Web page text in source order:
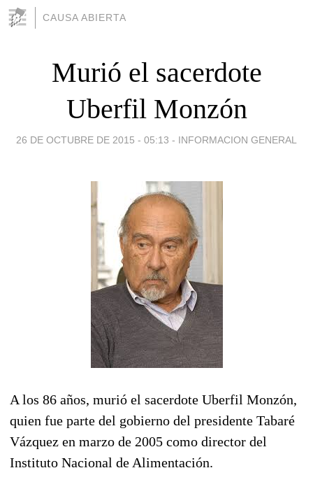
CAUSA ABIERTA
Murió el sacerdote
Uberfil Monzón
26 DE OCTUBRE DE 2015 - 05:13 - INFORMACION GENERAL
A los 86 años, murió el sacerdote Uberfil Monzón,
quien fue parte del gobierno del presidente Tabaré
Vázquez en marzo de 2005 como director del
Instituto Nacional de Alimentación.